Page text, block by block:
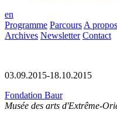
en
Programme Parcours A propos
Archives Newsletter Contact
03.09.2015-18.10.2015
Fondation Baur
Musée des arts d'Extrême-